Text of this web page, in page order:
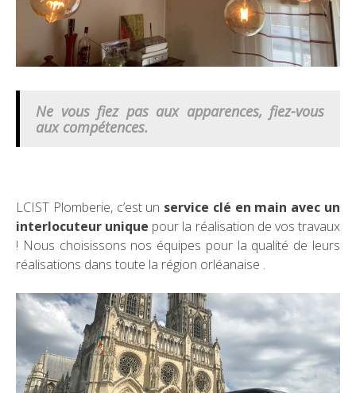
Ne vous fiez pas aux apparences, fiez-vous
aux compétences.
LCIST Plomberie, c’est un service clé en main avec un
interlocuteur unique pour la réalisation de vos travaux
! Nous choisissons nos équipes pour la qualité de leurs
réalisations dans toute la région orléanaise .